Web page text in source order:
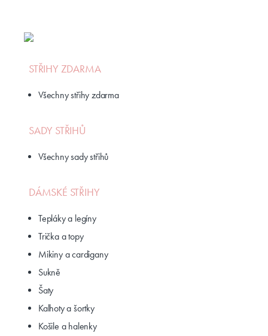
STŘIHY ZDARMA
Všechny střihy zdarma
SADY STŘIHŮ
Všechny sady střihů
DÁMSKÉ STŘIHY
Tepláky a legíny
Trička a topy
Mikiny a cardigany
Sukně
Šaty
Kalhoty a šortky
Košile a halenky